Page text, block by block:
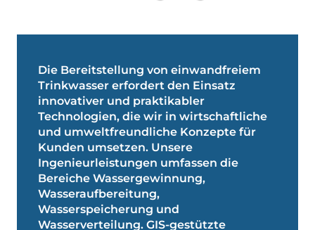
Die Bereitstellung von einwandfreiem
Trinkwasser erfordert den Einsatz
innovativer und praktikabler
Technologien, die wir in wirtschaftliche
und umweltfreundliche Konzepte für
Kunden umsetzen. Unsere
Ingenieurleistungen umfassen die
Bereiche Wassergewinnung,
Wasseraufbereitung,
Wasserspeicherung und
Wasserverteilung. GIS-gestützte